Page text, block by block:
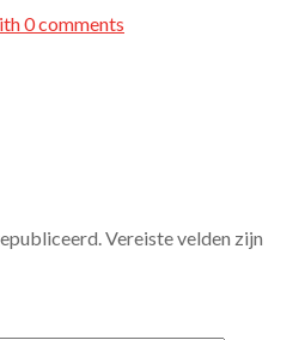
0 comments
Vereiste velden zijn